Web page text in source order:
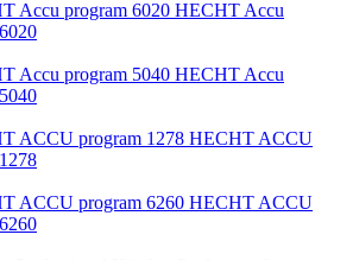
HECHT Accu
HECHT Accu
HECHT ACCU
HECHT ACCU